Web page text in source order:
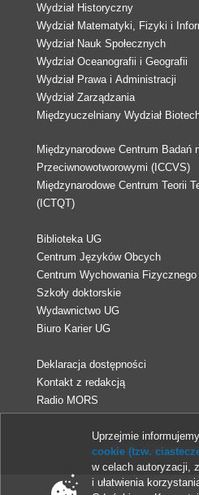
Wydział Historyczny
Wydział Matematyki, Fizyki i
Wydział Nauk Społecznych
Wydział Oceanografii i Geografii
Wydział Prawa i Administracji
Wydział Zarządzania
Międzyuczelniany Wydział
Międzynarodowe Centrum Badań
Przeciwnowotworowymi (ICCVS)
Międzynarodowe Centrum Teorii
(ICTQT)
Biblioteka UG
Centrum Języków Obcych
Centrum Wychowania
Szkoły doktorskie
Wydawnictwo UG
Biuro Karier UG
Deklaracja dostępności
Kontakt z redakcją
Radio MORS
© 2013-2026
Uprzejmie
cookie (tzw.
w celach autoryzacji,
i ułatwienia